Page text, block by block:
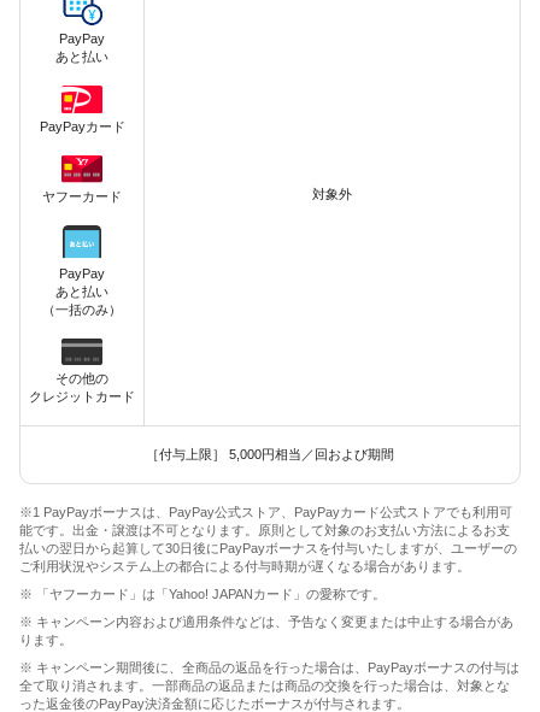
PayPay
あと払い
PayPayカード
ヤフーカード
PayPay
あと払い
（一括のみ）
その他の
クレジットカード
対象外
［付与上限］ 5,000円相当／回および期間
※1 PayPayボーナスは、PayPay公式ストア、PayPayカード公式ストアでも利用可
能です。出金・譲渡は不可となります。原則として対象のお支払い方法によるお支
払いの翌日から起算して30日後にPayPayボーナスを付与いたしますが、ユーザーの
ご利用状況やシステム上の都合による付与時期が遅くなる場合があります。
※ 「ヤフーカード」は「Yahoo! JAPANカード」の愛称です。
※ キャンペーン内容および適用条件などは、予告なく変更または中止する場合があ
ります。
※ キャンペーン期間後に、全商品の返品を行った場合は、PayPayボーナスの付与は
全て取り消されます。一部商品の返品または商品の交換を行った場合は、対象とな
った返金後のPayPay決済金額に応じたボーナスが付与されます。